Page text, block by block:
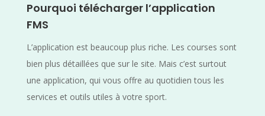
Pourquoi télécharger l’application
FMS
L’application est beaucoup plus riche. Les courses sont
bien plus détaillées que sur le site. Mais c’est surtout
une application, qui vous offre au quotidien tous les
services et outils utiles à votre sport.